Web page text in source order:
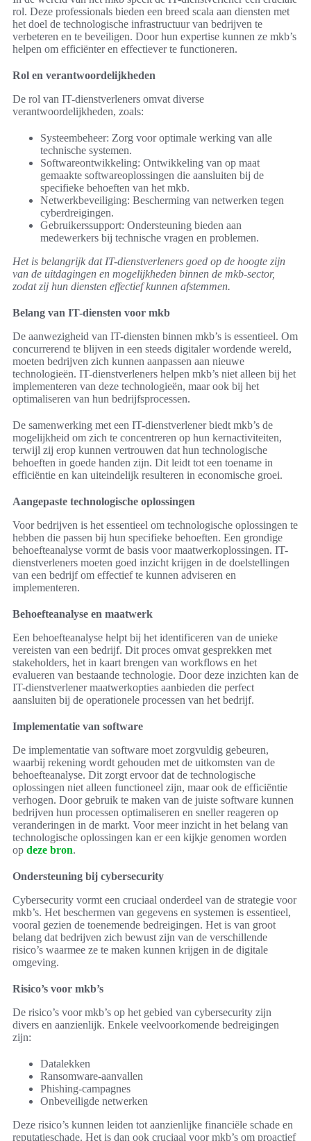
rol. Deze professionals bieden een breed scala aan diensten met
het doel de technologische infrastructuur van bedrijven te
verbeteren en te beveiligen. Door hun expertise kunnen ze mkb’s
helpen om efficiënter en effectiever te functioneren.
Rol en verantwoordelijkheden
De rol van IT-dienstverleners omvat diverse
verantwoordelijkheden, zoals:
Systeembeheer: Zorg voor optimale werking van alle
technische systemen.
Softwareontwikkeling: Ontwikkeling van op maat
gemaakte softwareoplossingen die aansluiten bij de
specifieke behoeften van het mkb.
Netwerkbeveiliging: Bescherming van netwerken tegen
cyberdreigingen.
Gebruikerssupport: Ondersteuning bieden aan
medewerkers bij technische vragen en problemen.
Het is belangrijk dat IT-dienstverleners goed op de hoogte zijn
van de uitdagingen en mogelijkheden binnen de mkb-sector,
zodat zij hun diensten effectief kunnen afstemmen.
Belang van IT-diensten voor mkb
De aanwezigheid van IT-diensten binnen mkb’s is essentieel. Om
concurrerend te blijven in een steeds digitaler wordende wereld,
moeten bedrijven zich kunnen aanpassen aan nieuwe
technologieën. IT-dienstverleners helpen mkb’s niet alleen bij het
implementeren van deze technologieën, maar ook bij het
optimaliseren van hun bedrijfsprocessen.
De samenwerking met een IT-dienstverlener biedt mkb’s de
mogelijkheid om zich te concentreren op hun kernactiviteiten,
terwijl zij erop kunnen vertrouwen dat hun technologische
behoeften in goede handen zijn. Dit leidt tot een toename in
efficiëntie en kan uiteindelijk resulteren in economische groei.
Aangepaste technologische oplossingen
Voor bedrijven is het essentieel om technologische oplossingen te
hebben die passen bij hun specifieke behoeften. Een grondige
behoefteanalyse vormt de basis voor maatwerkoplossingen. IT-
dienstverleners moeten goed inzicht krijgen in de doelstellingen
van een bedrijf om effectief te kunnen adviseren en
implementeren.
Behoefteanalyse en maatwerk
Een behoefteanalyse helpt bij het identificeren van de unieke
vereisten van een bedrijf. Dit proces omvat gesprekken met
stakeholders, het in kaart brengen van workflows en het
evalueren van bestaande technologie. Door deze inzichten kan de
IT-dienstverlener maatwerkopties aanbieden die perfect
aansluiten bij de operationele processen van het bedrijf.
Implementatie van software
De implementatie van software moet zorgvuldig gebeuren,
waarbij rekening wordt gehouden met de uitkomsten van de
behoefteanalyse. Dit zorgt ervoor dat de technologische
oplossingen niet alleen functioneel zijn, maar ook de efficiëntie
verhogen. Door gebruik te maken van de juiste software kunnen
bedrijven hun processen optimaliseren en sneller reageren op
veranderingen in de markt. Voor meer inzicht in het belang van
technologische oplossingen kan er een kijkje genomen worden
op deze bron.
Ondersteuning bij cybersecurity
Cybersecurity vormt een cruciaal onderdeel van de strategie voor
mkb’s. Het beschermen van gegevens en systemen is essentieel,
vooral gezien de toenemende bedreigingen. Het is van groot
belang dat bedrijven zich bewust zijn van de verschillende
risico’s waarmee ze te maken kunnen krijgen in de digitale
omgeving.
Risico’s voor mkb’s
De risico’s voor mkb’s op het gebied van cybersecurity zijn
divers en aanzienlijk. Enkele veelvoorkomende bedreigingen
zijn:
Datalekken
Ransomware-aanvallen
Phishing-campagnes
Onbeveiligde netwerken
Deze risico’s kunnen leiden tot aanzienlijke financiële schade en
reputatieschade. Het is dan ook cruciaal voor mkb’s om proactief